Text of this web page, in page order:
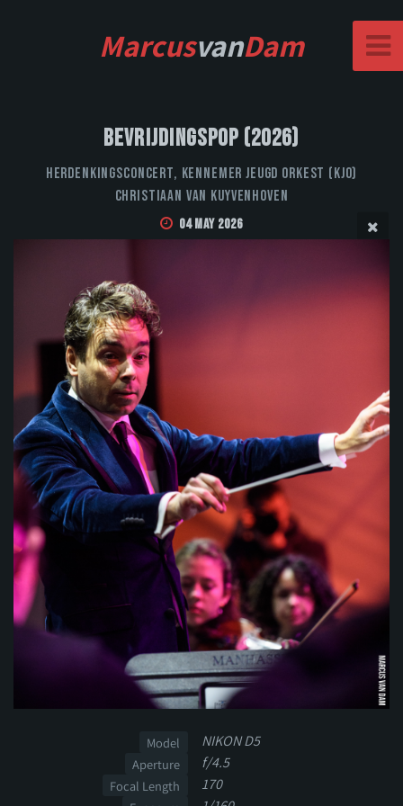
MarcusvanDam
Bevrijdingspop (2026)
Herdenkingsconcert, Kennemer Jeugd Orkest (KJO)
Christiaan van Kuyvenhoven
04 May 2026
Model NIKON D5
Aperture f/4.5
Focal Length 170